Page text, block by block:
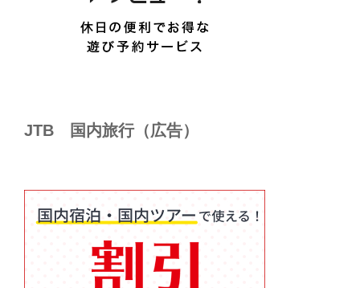
JTB 国内旅行（広告）